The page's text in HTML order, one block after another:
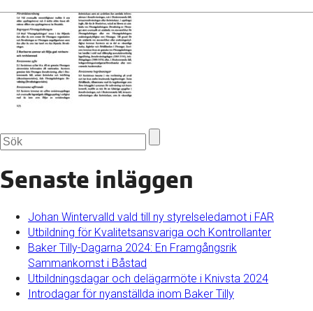
Senaste inläggen
Johan Wintervalld vald till ny styrelseledamot i FAR
Utbildning för Kvalitetsansvariga och Kontrollanter
Baker Tilly-Dagarna 2024: En Framgångsrik
Sammankomst i Båstad
Utbildningsdagar och delägarmöte i Knivsta 2024
Introdagar för nyanställda inom Baker Tilly